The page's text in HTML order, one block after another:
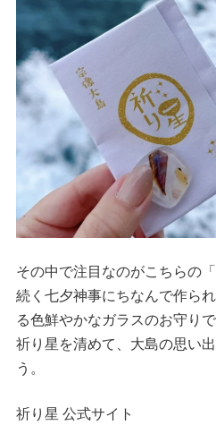
その中で注目なのがこちらの
続く七夕神事にちなんで作ら
る色鮮やかなガラスのお守り
祈り星を清めて、大島の思い
う。
祈り星 公式サイト